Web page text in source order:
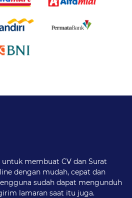
membuat CV dan Surat
dengan mudah, cepat dan
sudah dapat mengunduh
lamaran saat itu juga.